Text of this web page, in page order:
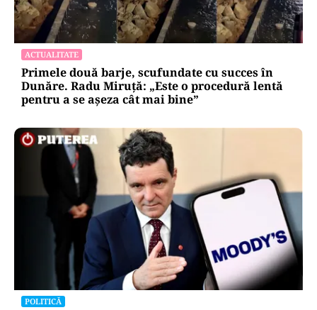
ACTUALITATE
Primele două barje, scufundate cu succes în
Dunăre. Radu Miruță: „Este o procedură lentă
pentru a se așeza cât mai bine”
POLITICĂ